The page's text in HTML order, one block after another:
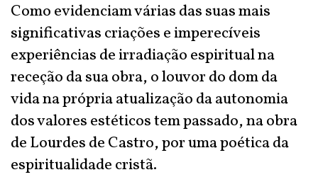
Como evidenciam várias das suas mais
significativas criações e imperecíveis
experiências de irradiação espiritual na
receção da sua obra, o louvor do dom da
vida na própria atualização da autonomia
dos valores estéticos tem passado, na obra
de Lourdes de Castro, por uma poética da
espiritualidade cristã.